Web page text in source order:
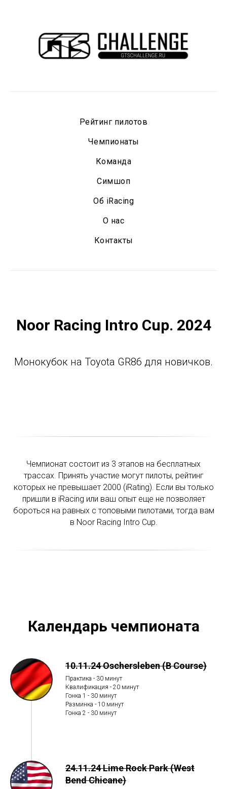
Рейтинг пилотов
Чемпионаты
Команда
Симшоп
Oб iRacing
О нас
Контакты
Noor Racing Intro Cup. 2024
Монокубок на Toyota GR86 для новичков.
Чемпионат состоит из 3 этапов на бесплатных
трассах. Принять участие могут пилоты, рейтинг
которых не превышает 2000 (iRating). Если вы только
пришли в iRacing или ваш опыт еще не позволяет
бороться на равных с топовыми пилотами, тогда вам
в Noor Racing Intro Cup.
Календарь чемпионата
10.11.24 Oschersleben (B Course)
Практика - 30 минут
Квалификация - 20 минут
Гонка 1 - 30 минут
Разминка - 10 минут
Гонка 2 - 30 минут
24.11.24 Lime Rock Park (West
Bend Chicane)